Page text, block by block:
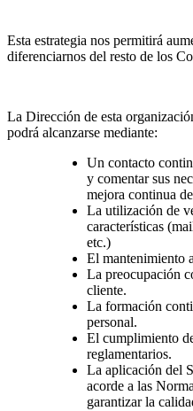
Esta estrategia nos permitirá
diferenciarnos del resto de los
La Dirección de esta
podrá alcanzarse mediante:
Un contacto
y comentar sus
mejora continua
La utilización de
características
etc.)
El mantenimiento
La preocupación
cliente.
La formación
personal.
El cumplimiento
reglamentarios.
La aplicación del
acorde a las
garantizar la